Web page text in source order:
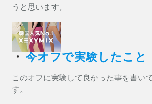
うと思います。
・ 今オフで実験したこと
このオフに実験して良かった事を書い
す。